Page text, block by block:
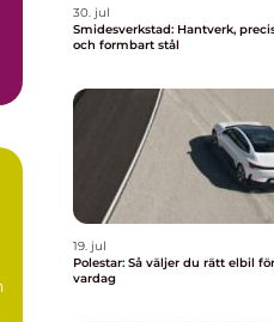
30. jul
Smidesverkstad: Hantverk,
och formbart stål
19. jul
Polestar: Så väljer du rätt elbil
vardag